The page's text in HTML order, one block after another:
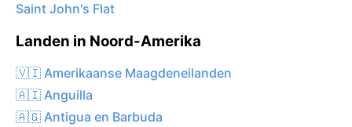
Saint John's Flat
Landen in Noord-Amerika
🇻🇮 Amerikaanse Maagdeneilanden
🇦🇮 Anguilla
🇦🇬 Antigua en Barbuda